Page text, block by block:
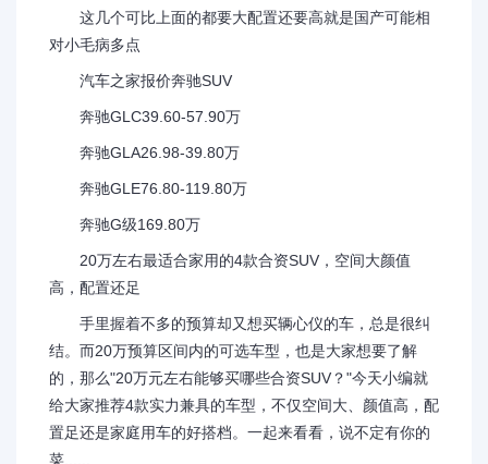
这几个可比上面的都要大配置还要高就是国产可能相
对小毛病多点
汽车之家报价奔驰SUV
奔驰GLC39.60-57.90万
奔驰GLA26.98-39.80万
奔驰GLE76.80-119.80万
奔驰G级169.80万
20万左右最适合家用的4款合资SUV，空间大颜值
高，配置还足
手里握着不多的预算却又想买辆心仪的车，总是很纠
结。而20万预算区间内的可选车型，也是大家想要了解
的，那么"20万元左右能够买哪些合资SUV？"今天小编就
给大家推荐4款实力兼具的车型，不仅空间大、颜值高，配
置足还是家庭用车的好搭档。一起来看看，说不定有你的
菜......